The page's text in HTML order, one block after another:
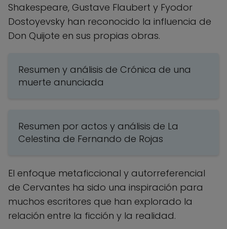
Shakespeare, Gustave Flaubert y Fyodor
Dostoyevsky han reconocido la influencia de
Don Quijote en sus propias obras.
Resumen y análisis de Crónica de una
muerte anunciada
Resumen por actos y análisis de La
Celestina de Fernando de Rojas
El enfoque metaficcional y autorreferencial
de Cervantes ha sido una inspiración para
muchos escritores que han explorado la
relación entre la ficción y la realidad.